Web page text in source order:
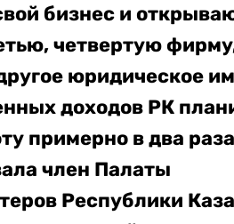
бизнес и
четвертую
юридическое
доходов РК
примерно в два
член Палаты
Республики